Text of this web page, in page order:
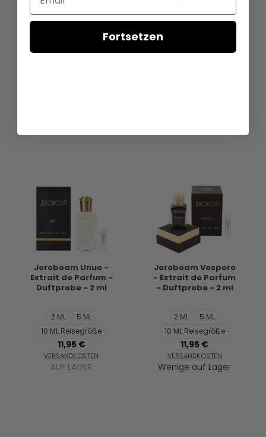
Jeroboam Oriento -
Duftprobe - 2 ml
Jeroboam Origino -
Duftprobe - 2 ml
Jeroboam Unue -
Extrait de Parfum -
Duftprobe - 2 ml
2 ML
5 ML
10 ML Reisegröße
11,95 €
VERSANDKOSTEN
AUF LAGER
Jeroboam Vespero
- Extrait de Parfum
- Duftprobe - 2 ml
2 ML
5 ML
10 ML Reisegröße
11,95 €
VERSANDKOSTEN
Wenige auf Lager
Fortsetzen